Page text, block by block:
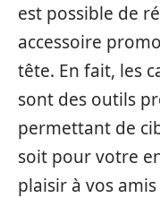
est possible de
accessoire
tête. En fait, les
sont des outils
permettant de
soit pour votre
plaisir à vos